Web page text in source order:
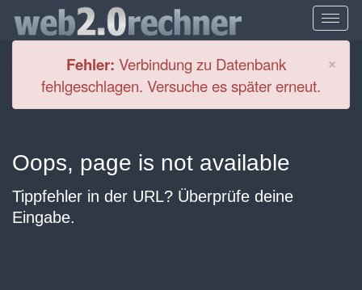
×
Fehler: Verbindung zu Datenbank
fehlgeschlagen. Versuche es später erneut.
Oops, page is not available
Tippfehler in der URL? Überprüfe deine
Eingabe.